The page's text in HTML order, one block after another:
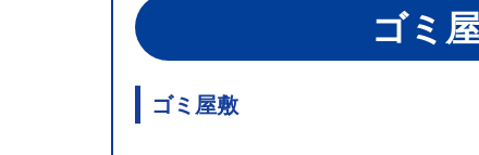
ゴミ
ゴミ屋敷